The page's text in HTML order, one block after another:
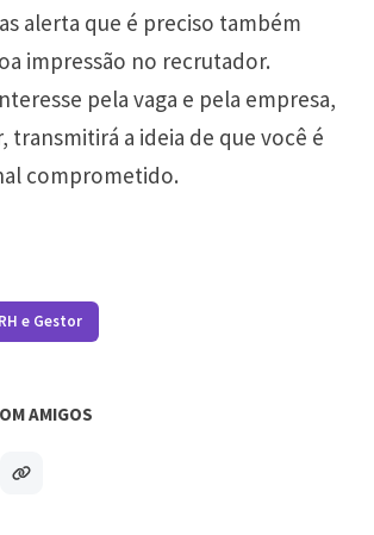
alerta que é preciso também
impressão no recrutador.
pela vaga e pela empresa,
transmitirá a ideia de que você é
comprometido.
e Gestor
AMIGOS